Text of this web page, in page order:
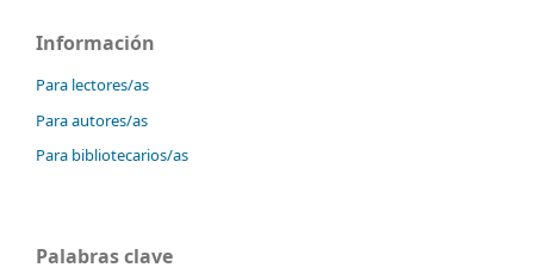
Información
Para lectores/as
Para autores/as
Para bibliotecarios/as
Palabras clave